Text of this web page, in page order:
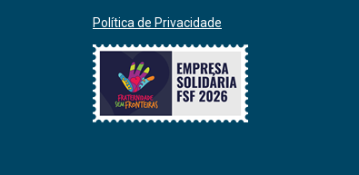
Política de Privacidade